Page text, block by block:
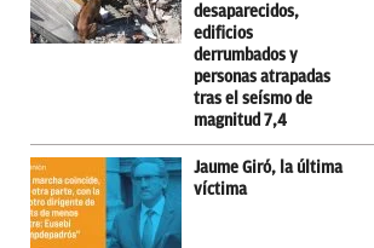
desaparecidos,
edificios
derrumbados y
personas atrapadas
tras el seísmo de
magnitud 7,4
Jaume Giró, la última
víctima